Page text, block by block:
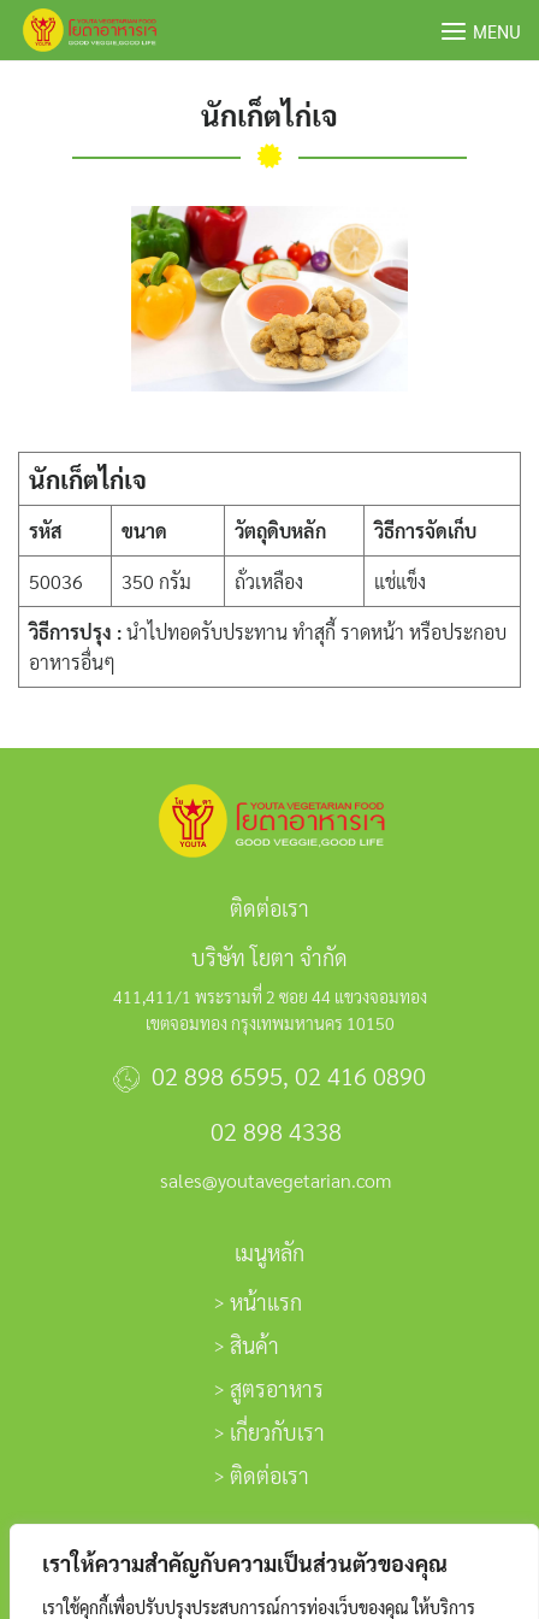
เราให้ความสำคัญกับความเป็นส่วนตัวของคุณ
เราใช้คุกกี้เพื่อปรับปรุงประสบการณ์การท่องเว็บของคุณ ให้บริการ
Skip
MENU
นักเก็ตไก่เจ
นักเก็ตไก่เจ
รหัส ขนาด วัตถุดิบหลัก
วิธีการจัดเก็บ
50036
350 กรัม ถั่วเหลือง
แช่แข็ง
วิธีการปรุง :นำไปทอดรับประทาน ทำสุกี้ ราดหน้า หรือประกอบ
อาหารอื่นๆ
ติดต่อเรา
บริษัท โยตา จำกัด
411,411/1 พระรามที่ 2 ซอย 44 แขวงจอมทอง
เขตจอมทอง กรุงเทพมหานคร 10150
02 898 6595, 02 416 0890
02 898 4338
sales@youtavegetarian.com
เมนูหลัก
หน้าแรก
สินค้า
สูตรอาหาร
เกี่ยวกับเรา
ติดต่อเรา
ติดตามเรา